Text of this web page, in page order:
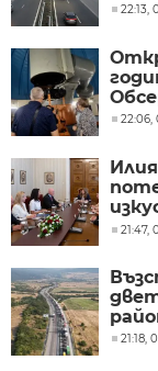
22:13,
22:06,
21:47,
21:18,